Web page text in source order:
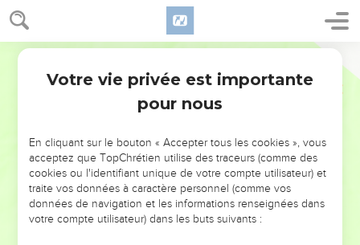
NE MANQUEZ PAS L’ÉVÉNEMENT
DE L’ANNÉE !
ET SI LEURS ERREURS POUVAIENT VOUS ÉVITER LES
VOTRES ?
Votre vie privée est importante
pour nous
En cliquant sur le bouton « Accepter tous les cookies », vous
acceptez que TopChrétien utilise des traceurs (comme des
cookies ou l'identifiant unique de votre compte utilisateur) et
traite vos données à caractère personnel (comme vos
données de navigation et les informations renseignées dans
votre compte utilisateur) dans les buts suivants :